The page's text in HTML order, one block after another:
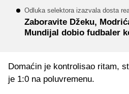
Odluka selektora izazvala dosta
Zaboravite Džeku,
Mundijal dobio fudbaler
Domaćin je kontrolisao ritam,
je 1:0 na poluvremenu.